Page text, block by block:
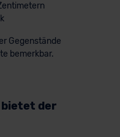
Gegenstände
bemerkbar.
der